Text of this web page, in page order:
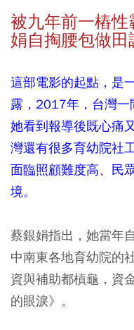
被九年前一樁
娟自掏腰包做田
這部電影的起點，是
露，2017年，台灣一
她看到報導後既心痛
灣還有很多育幼院社
面臨照顧難度高、民
境。
蔡銀娟指出，她當年
中南東各地育幼院的
資與補助都槓龜，資
的眼淚》。